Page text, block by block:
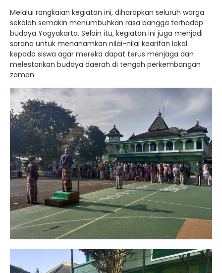
Melalui rangkaian kegiatan ini, diharapkan seluruh warga
sekolah semakin menumbuhkan rasa bangga terhadap
budaya Yogyakarta. Selain itu, kegiatan ini juga menjadi
sarana untuk menanamkan nilai-nilai kearifan lokal
kepada siswa agar mereka dapat terus menjaga dan
melestarikan budaya daerah di tengah perkembangan
zaman.